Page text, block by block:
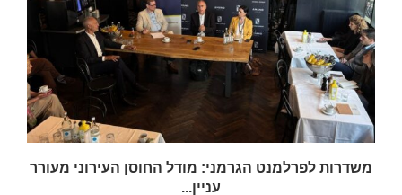
משדרות לפרלמנט הגרמני: מודל החוסן העירוני מעורר
עניין...